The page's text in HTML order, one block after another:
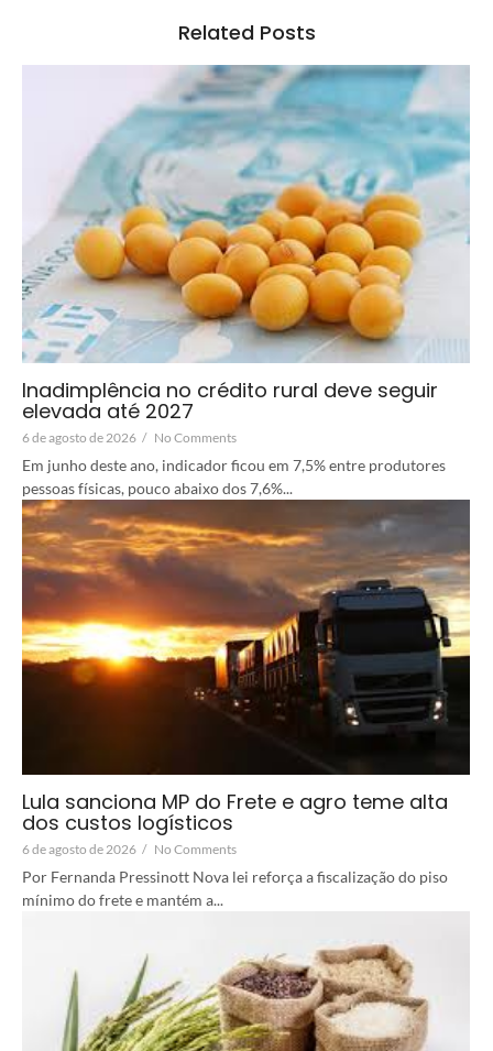
Related Posts
Inadimplência no crédito rural deve seguir
elevada até 2027
6 de agosto de 2026 / No Comments
Em junho deste ano, indicador ficou em 7,5% entre produtores
pessoas físicas, pouco abaixo dos 7,6%...
Lula sanciona MP do Frete e agro teme alta
dos custos logísticos
6 de agosto de 2026 / No Comments
Por Fernanda Pressinott Nova lei reforça a fiscalização do piso
mínimo do frete e mantém a...